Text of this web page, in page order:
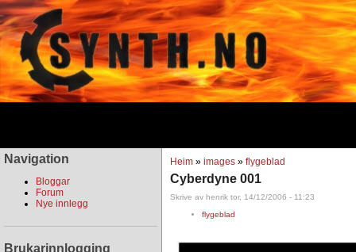
Navigation
Bloggar
Forum
Nye innlegg
Brukarinnlogging
Heim » images » flygeblad
Cyberdyne 001
Skrive av henrik tor, 14/12/2006 - 11:23
flygeblad